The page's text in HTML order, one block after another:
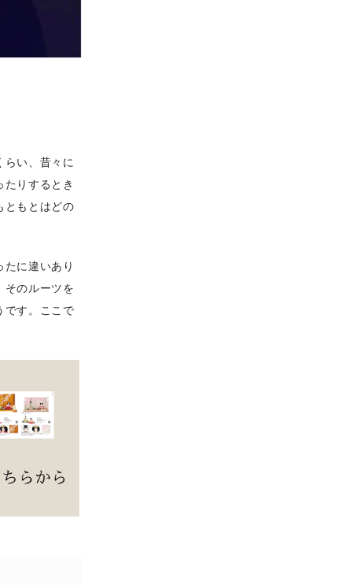
らい、昔々に
りするとき
ともとはどの
に違いあり
そのルーツを
です。ここで